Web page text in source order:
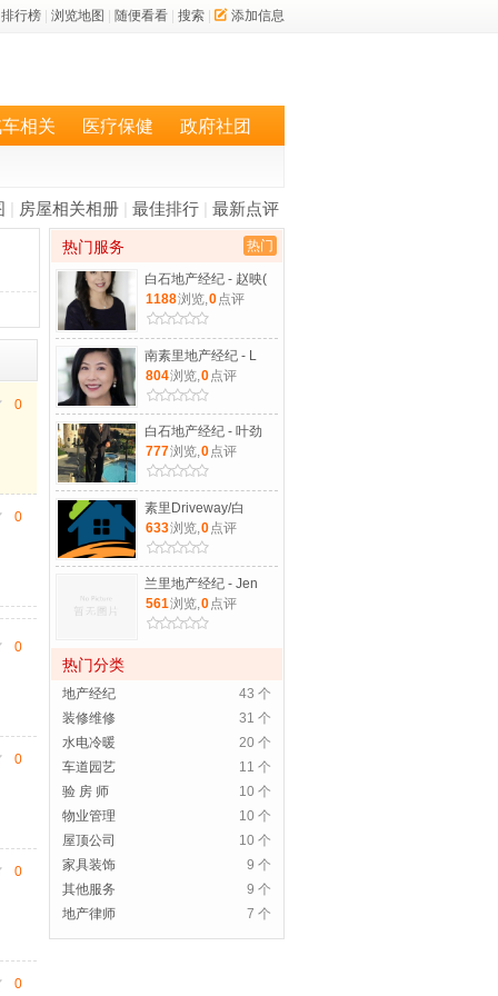
排行榜 浏览地图 随便看看 搜索 添加信息
相关 医疗保健 政府社团
房屋相关相册 最佳排行 最新点评
0
0
0
0
0
0
热门
热门服务
白石地产经纪 - 赵映(
1188浏览,0点评
南素里地产经纪 - L
804浏览, 0 点评
白石地产经纪 - 叶劲
777浏览,0点评
素里Driveway/白
633浏览, 0 点评
兰里地产经纪 - Jen
561浏览,0点评
热门分类
43 个
地产经纪
31 个
装修维修
20 个
水电冷暖
11 个
车道园艺
10 个
验 房 师
10 个
物业管理
10 个
屋顶公司
9 个
家具装饰
9 个
其他服务
7 个
地产律师